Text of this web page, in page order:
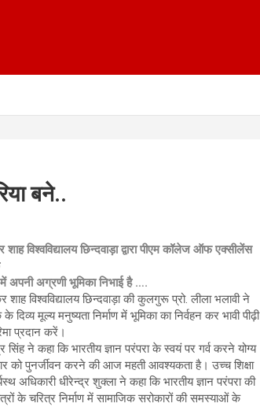
बने..
विश्वविद्यालय छिन्दवाड़ा द्वारा पीएम कॉलेज ऑफ एक्सीलेंस
में अपनी अग्रणी भूमिका निभाई है ….
शाह विश्वविद्यालय छिन्दवाड़ा की कुलगुरू प्रो. लीला भलावी ने
दिव्य मूल्य मनुष्यता निर्माण में भूमिका का निर्वहन कर भावी पीढ़ी
प्रदान करें।
सिंह ने कहा कि भारतीय ज्ञान परंपरा के स्वयं पर गर्व करने योग्य
को पुनर्जीवन करने की आज महती आवश्यकता है। उच्च शिक्षा
अधिकारी धीरेन्द्र शुक्ला ने कहा कि भारतीय ज्ञान परंपरा की
के चरित्र निर्माण में सामाजिक सरोकारों की समस्याओं के